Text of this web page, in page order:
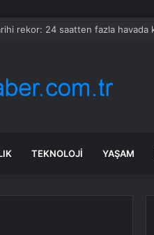
riski tespit etti
TEKNOLOJI YAŞAM